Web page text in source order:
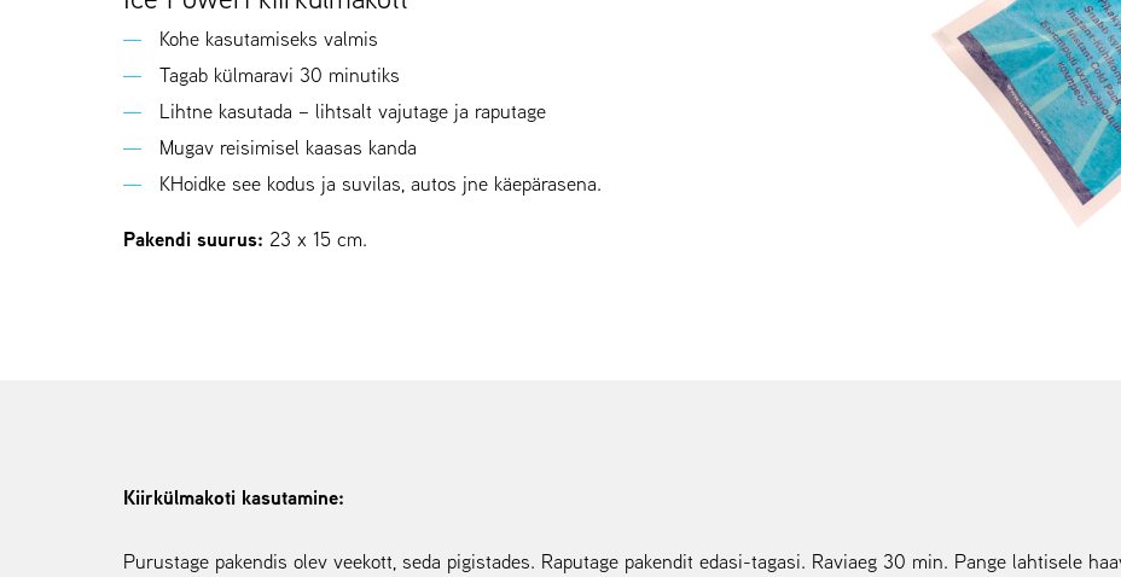
Kohe kasutamiseks valmis
Tagab külmaravi 30 minutiks
Lihtne kasutada – lihtsalt vajutage ja raputage
Mugav reisimisel kaasas kanda
KHoidke see kodus ja suvilas, autos jne käepärasena.
Pakendi suurus: 23 x 15 cm.
Kiirkülmakoti kasutamine:
Purustage pakendis olev veekott, seda pigistades. Raputage pakendit edasi-tagasi. Raviaeg 30 min. Pange lahtisele